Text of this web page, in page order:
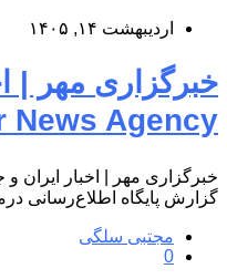
اردیبهشت ۱۴, ۱۴۰۵
خبرگزاری مهر |
News Agency
گزارش پایگاه اطلاع‌رسانی
مجتبی سلگی
0